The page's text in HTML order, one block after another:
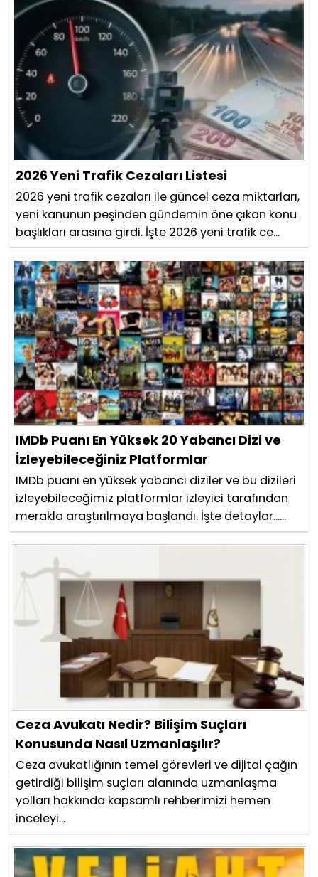
2026 Yeni Trafik Cezaları Listesi
2026 yeni trafik cezaları ile güncel ceza miktarları,
yeni kanunun peşinden gündemin öne çıkan konu
başlıkları arasına girdi. İşte 2026 yeni trafik ce...
IMDb Puanı En Yüksek 20 Yabancı Dizi ve
İzleyebileceğiniz Platformlar
IMDb puanı en yüksek yabancı diziler ve bu dizileri
izleyebileceğimiz platformlar izleyici tarafından
merakla araştırılmaya başlandı. İşte detaylar......
Ceza Avukatı Nedir? Bilişim Suçları
Konusunda Nasıl Uzmanlaşılır?
Ceza avukatlığının temel görevleri ve dijital çağın
getirdiği bilişim suçları alanında uzmanlaşma
yolları hakkında kapsamlı rehberimizi hemen
inceleyi...